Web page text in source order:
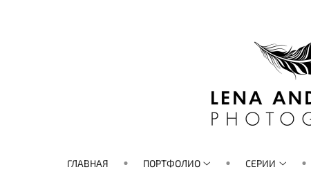
ГЛАВНАЯ ПОРТФОЛИО СЕРИИ